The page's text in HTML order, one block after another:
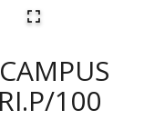
100